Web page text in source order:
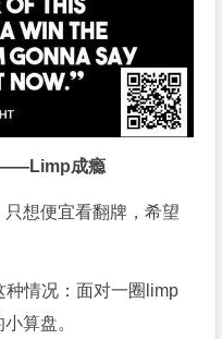
成瘾
想便宜看翻牌，希望
种情况：面对一圈limp
算盘。